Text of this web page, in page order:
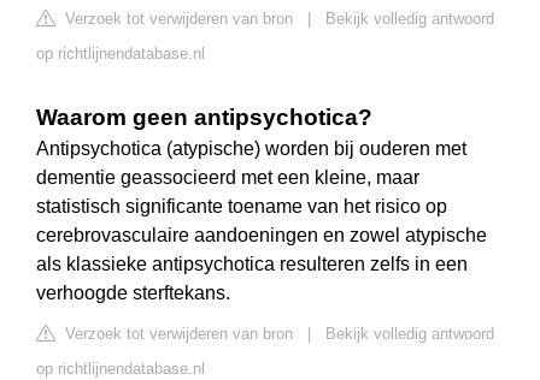
Verzoek tot verwijderen van bron
Bekijk volledig antwoord
op richtlijnendatabase.nl
Waarom geen antipsychotica?
Antipsychotica (atypische) worden bij ouderen met
dementie geassocieerd met een kleine, maar
statistisch significante toename van het risico op
cerebrovasculaire aandoeningen en zowel atypische
als klassieke antipsychotica resulteren zelfs in een
verhoogde sterftekans.
Verzoek tot verwijderen van bron
Bekijk volledig antwoord
op richtlijnendatabase.nl